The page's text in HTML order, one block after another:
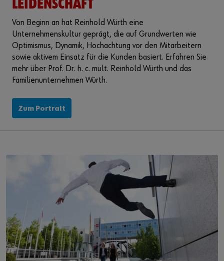
LEIDENSCHAFT
Von Beginn an hat Reinhold Würth eine
Unternehmenskultur geprägt, die auf Grundwerten wie
Optimismus, Dynamik, Hochachtung vor den Mitarbeitern
sowie aktivem Einsatz für die Kunden basiert. Erfahren Sie
mehr über Prof. Dr. h. c. mult. Reinhold Würth und das
Familienunternehmen Würth.
Zum Portrait